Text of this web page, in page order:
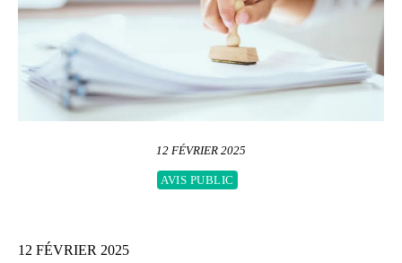
12 FÉVRIER 2025
AVIS PUBLIC
12 FÉVRIER 2025